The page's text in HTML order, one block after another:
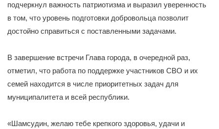
подчеркнул важность патриотизма и выразил уверенность
в том, что уровень подготовки добровольца позволит
достойно справиться с поставленными задачами.
В завершение встречи Глава города, в очередной раз,
отметил, что работа по поддержке участников СВО и их
семей находится в числе приоритетных задач для
муниципалитета и всей республики.
«Шамсудин, желаю тебе крепкого здоровья, удачи и